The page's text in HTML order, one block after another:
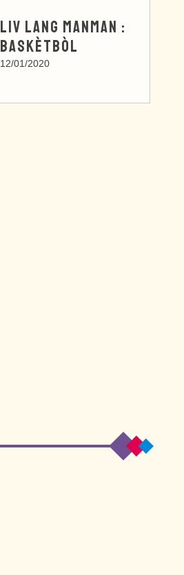
LIV LANG MANMAN :
BASKÈTBÒL
12/01/2020